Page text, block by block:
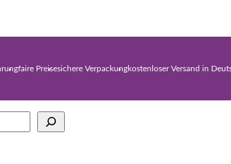
faire Preisesichere Verpackungkostenloser Versand in